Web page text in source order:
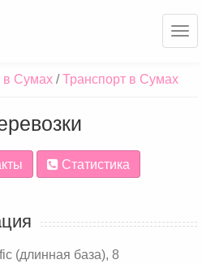
в Сумах Транспорт в Сумах
Статистика
(длинная база), 8